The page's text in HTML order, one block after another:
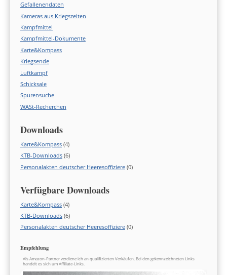
Gefallenendaten
Kameras aus Kriegszeiten
Kampfmittel
Kampfmittel-Dokumente
Karte&Kompass
Kriegsende
Luftkampf
Schicksale
Spurensuche
WASt-Recherchen
Downloads
Karte&Kompass (4)
KTB-Downloads (6)
Personalakten deutscher Heeresoffiziere (0)
Verfügbare Downloads
Karte&Kompass (4)
KTB-Downloads (6)
Personalakten deutscher Heeresoffiziere (0)
Empfehlung
Als Amazon-Partner verdiene ich an qualifizierten Verkäufen. Bei den gekennzeichneten Links
handelt es sich um Affiliate-Links.